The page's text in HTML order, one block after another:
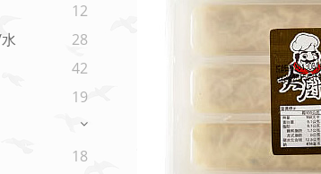
12
28
42
19
18